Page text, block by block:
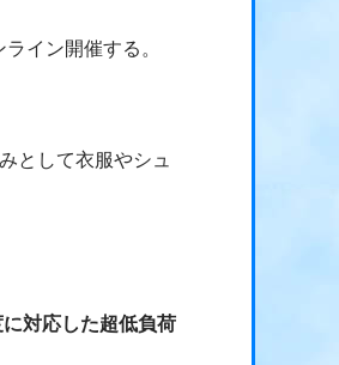
イン開催する。
として衣服やシュ
対応した超低負荷